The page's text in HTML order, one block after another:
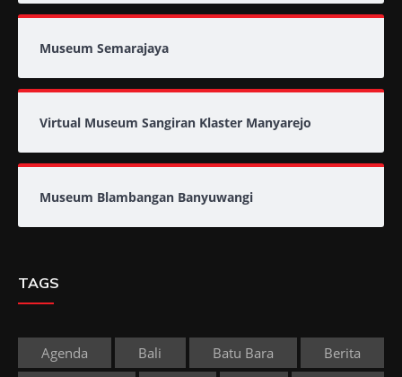
Museum Semarajaya
Virtual Museum Sangiran Klaster Manyarejo
Museum Blambangan Banyuwangi
TAGS
Agenda Bali Batu Bara
Berita